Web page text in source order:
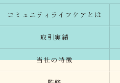
コミュニティライフケアとは
取引実績
当社の特徴